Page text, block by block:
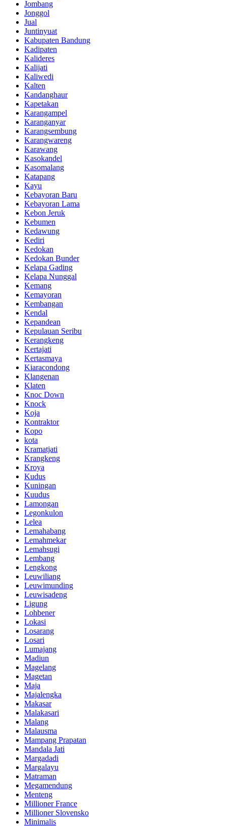
Jombang
Jonggol
Jual
Juntinyuat
Kabupaten Bandung
Kadipaten
Kalideres
Kalijati
Kaliwedi
Kalten
Kandanghaur
Kapetakan
Karangampel
Karanganyar
Karangsembung
Karangwareng
Karawang
Kasokandel
Kasomalang
Katapang
Kayu
Kebayoran Baru
Kebayoran Lama
Kebon Jeruk
Kebumen
Kedawung
Kediri
Kedokan
Kedokan Bunder
Kelapa Gading
Kelapa Nunggal
Kemang
Kemayoran
Kembangan
Kendal
Kepandean
Kepulauan Seribu
Kerangkeng
Kertajati
Kertasmaya
Kiaracondong
Klangenan
Klaten
Knoc Down
Knock
Koja
Kontraktor
Kopo
kota
Kramatjati
Krangkeng
Kroya
Kudus
Kuningan
Kuudus
Lamongan
Legonkulon
Lelea
Lemahabang
Lemahmekar
Lemahsugi
Lembang
Lengkong
Leuwiliang
Leuwimunding
Leuwisadeng
Ligung
Lohbener
Lokasi
Losarang
Losari
Lumajang
Madiun
Magelang
Magetan
Maja
Majalengka
Makasar
Malakasari
Malang
Malausma
Mampang Prapatan
Mandala Jati
Margadadi
Margalayu
Matraman
Megamendung
Menteng
Millioner France
Millioner Slovensko
Minimalis